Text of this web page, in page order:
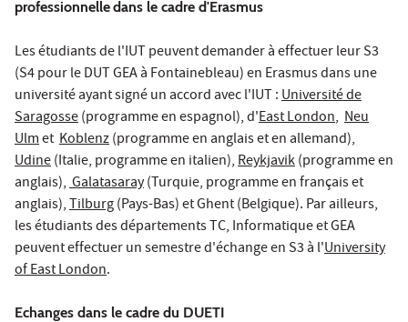
professionnelledans le cadre d'Erasmus
Les étudiants de l'IUT peuvent demander à effectuer leur S3
(S4 pour le DUT GEA à Fontainebleau) en Erasmus dans une
université ayant signé un accord avec l'IUT :Université de
Saragosse(programme en espagnol), d'East London, Neu
Ulmet Koblenz(programme en anglais et en allemand),
Udine(Italie, programme en italien),Reykjavik(programme en
anglais),Galatasaray(Turquie, programme en français et
anglais),Tilburg(Pays-Bas) et Ghent (Belgique). Par ailleurs,
les étudiants des départements TC, Informatique et GEA
peuvent effectuer un semestre d'échange en S3 à l'University
of East London.
Echanges dans le cadre du DUETI